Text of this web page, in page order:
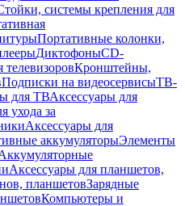
системы крепления для
Портативные колонки,
ДиктофоныCD-
телевизоровКронштейны,
Подписки на видеосервисыТВ-
для ТВАксессуары для
ухода за
Аксессуары для
аккумуляторыЭлементы
Аксессуары для планшетов,
планшетовЗарядные
Компьютеры и